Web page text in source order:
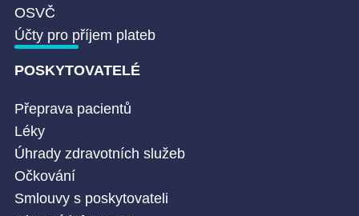
OSVČ
Účty pro příjem plateb
POSKYTOVATELÉ
Přeprava pacientů
Léky
Úhrady zdravotních služeb
Očkování
Smlouvy s poskytovateli